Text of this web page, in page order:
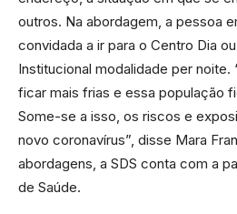
outros. Na abordagem, a pessoa
convidada a ir para o Centro Dia
Institucional modalidade per noite.
ficar mais frias e essa população
Some-se a isso, os riscos e
novo coronavírus”, disse Mara
abordagens, a SDS conta com a
de Saúde.